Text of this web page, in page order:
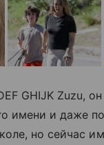
GHIJK Zuzu,
имени и даже
но сейчас